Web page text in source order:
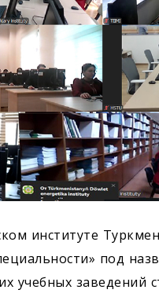
институте
под
учебных заведений